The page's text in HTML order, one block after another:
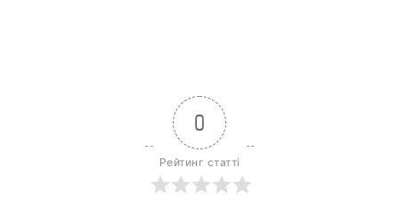
0
Рейтинг статті